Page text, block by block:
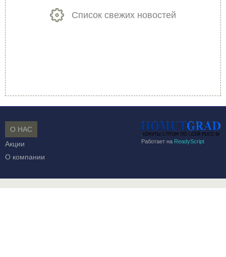
Список свежих новостей
Работает на ReadyScript
О НАС
Акции
О компании